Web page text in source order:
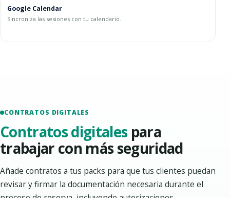
Google Calendar
Sincroniza las sesiones con tu calendario.
CONTRATOS DIGITALES
Contratos digitalespara
trabajar con más seguridad
Añade contratos a tus packs para que tus clientes puedan
revisar y firmar la documentación necesaria durante el